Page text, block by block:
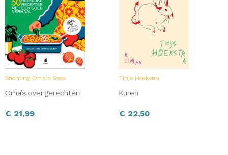
Stichting Oma's Soep
Oma’s ovengerechten
€ 21,99
Thijs Hoekstra
Kuren
€ 22,50